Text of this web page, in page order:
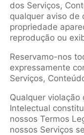
dos Serviços,
qualquer aviso de
propriedade
reprodução ou
Reservamo-nos
expressamente
Serviços,
Qualquer
Intelectual
nossos Termos
nossos Serviços